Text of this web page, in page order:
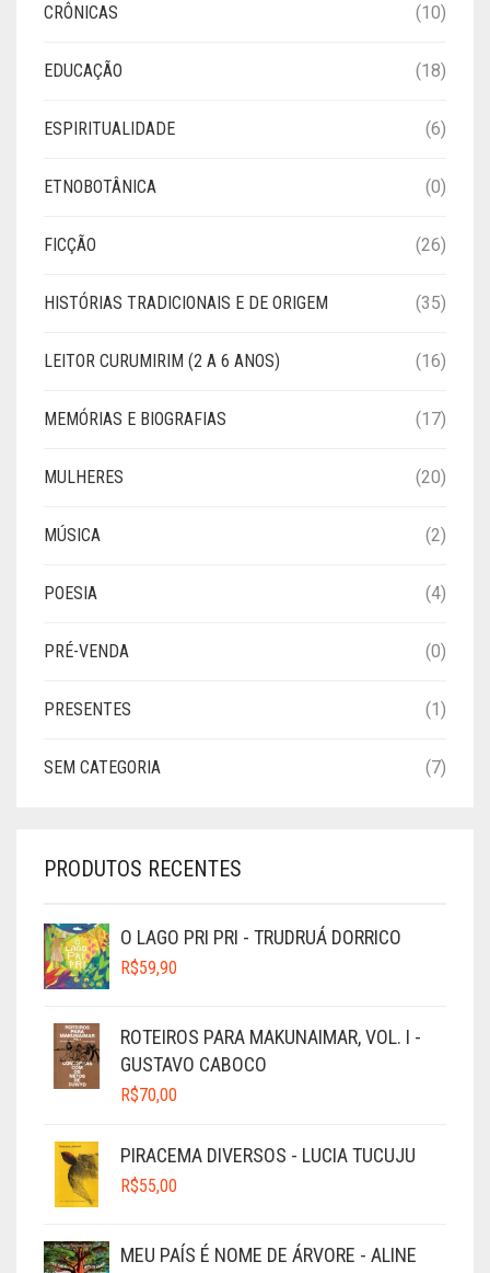
CRÔNICAS (10)
EDUCAÇÃO (18)
ESPIRITUALIDADE (6)
ETNOBOTÂNICA (0)
FICÇÃO (26)
HISTÓRIAS TRADICIONAIS E DE ORIGEM (35)
LEITOR CURUMIRIM (2 A 6 ANOS) (16)
MEMÓRIAS E BIOGRAFIAS (17)
MULHERES (20)
MÚSICA (2)
POESIA (4)
PRÉ-VENDA (0)
PRESENTES (1)
SEM CATEGORIA (7)
PRODUTOS RECENTES
O LAGO PRI PRI - TRUDRUÁ DORRICO
R$59,90
ROTEIROS PARA MAKUNAIMAR, VOL. I -
GUSTAVO CABOCO
R$70,00
PIRACEMA DIVERSOS - LUCIA TUCUJU
R$55,00
MEU PAÍS É NOME DE ÁRVORE - ALINE